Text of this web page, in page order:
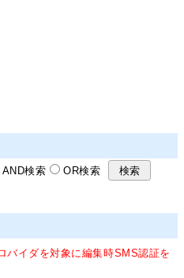
AND検索 OR検索
バイダを対象に編集時SMS認証を